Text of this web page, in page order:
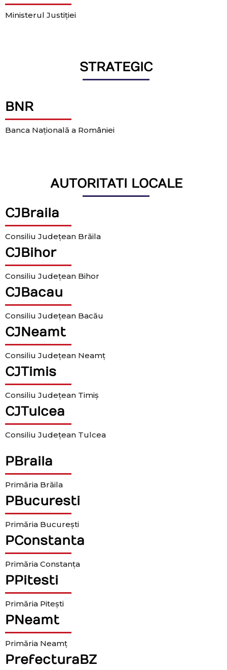
Ministerul Justiției
STRATEGIC
BNR
Banca Națională a României
AUTORITATI LOCALE
CJBraila
Consiliu Județean Brăila
CJBihor
Consiliu Județean Bihor
CJBacau
Consiliu Județean Bacău
CJNeamt
Consiliu Județean Neamț
CJTimis
Consiliu Județean Timiș
CJTulcea
Consiliu Județean Tulcea
PBraila
Primăria Brăila
PBucuresti
Primăria București
PConstanta
Primăria Constanța
PPitesti
Primăria Pitești
PNeamt
Primăria Neamț
PrefecturaBZ